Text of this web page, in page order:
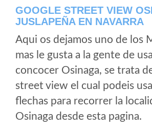
GOOGLE STREET VIEW
JUSLAPEÑA EN NAVARRA
Aqui os dejamos uno de los
mas le gusta a la gente de
concocer Osinaga, se trata
street view el cual podeis
flechas para recorrer la
Osinaga desde esta pagina.